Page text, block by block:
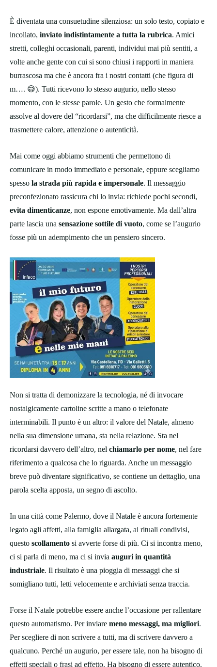
È diventata una consuetudine silenziosa: un solo testo, copiato e
incollato, inviato indistintamente a tutta la rubrica. Amici
stretti, colleghi occasionali, parenti, individui mai più sentiti, a
volte anche gente con cui si sono chiusi i rapporti in maniera
burrascosa ma che è ancora fra i nostri contatti (che figura di
m…. 😅). Tutti ricevono lo stesso augurio, nello stesso
momento, con le stesse parole. Un gesto che formalmente
assolve al dovere del “ricordarsi”, ma che difficilmente riesce a
trasmettere calore, attenzione o autenticità.
Mai come oggi abbiamo strumenti che permettono di
comunicare in modo immediato e personale, eppure scegliamo
spesso la strada più rapida e impersonale. Il messaggio
preconfezionato rassicura chi lo invia: richiede pochi secondi,
evita dimenticanze, non espone emotivamente. Ma dall’altra
parte lascia una sensazione sottile di vuoto, come se l’augurio
fosse più un adempimento che un pensiero sincero.
Non si tratta di demonizzare la tecnologia, né di invocare
nostalgicamente cartoline scritte a mano o telefonate
interminabili. Il punto è un altro: il valore del Natale, almeno
nella sua dimensione umana, sta nella relazione. Sta nel
ricordarsi davvero dell’altro, nel chiamarlo per nome, nel fare
riferimento a qualcosa che lo riguarda. Anche un messaggio
breve può diventare significativo, se contiene un dettaglio, una
parola scelta apposta, un segno di ascolto.
In una città come Palermo, dove il Natale è ancora fortemente
legato agli affetti, alla famiglia allargata, ai rituali condivisi,
questo scollamento si avverte forse di più. Ci si incontra meno,
ci si parla di meno, ma ci si invia auguri in quantità
industriale. Il risultato è una pioggia di messaggi che si
somigliano tutti, letti velocemente e archiviati senza traccia.
Forse il Natale potrebbe essere anche l’occasione per rallentare
questo automatismo. Per inviare meno messaggi, ma migliori.
Per scegliere di non scrivere a tutti, ma di scrivere davvero a
qualcuno. Perché un augurio, per essere tale, non ha bisogno di
effetti speciali o frasi ad effetto. Ha bisogno di essere autentico.